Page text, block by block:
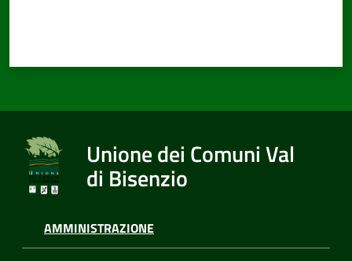
Unione dei Comuni Val
di Bisenzio
AMMINISTRAZIONE